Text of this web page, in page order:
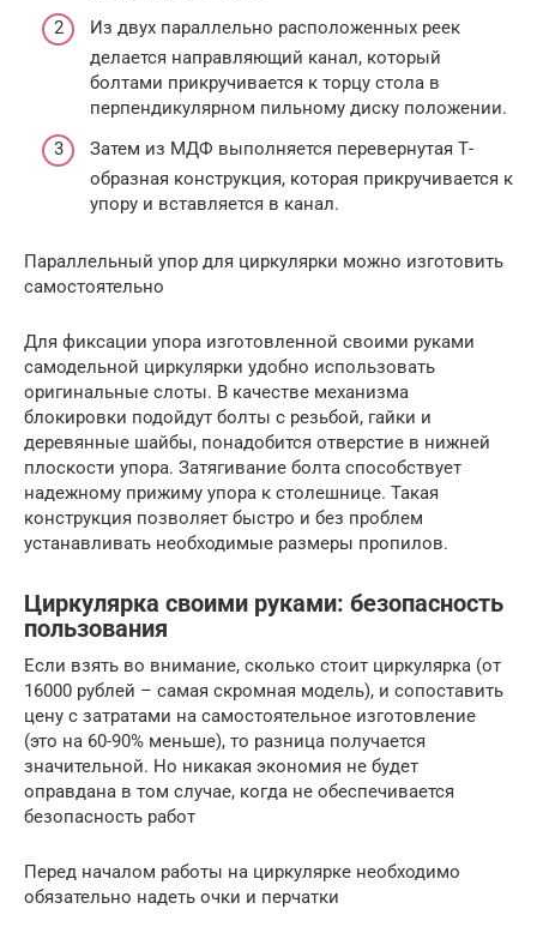
Из двух параллельно расположенных реек
делается направляющий канал, который
болтами прикручивается к торцу стола в
перпендикулярном пильному диску положении.
Затем из МДФ выполняется перевернутая Т-
образная конструкция, которая прикручивается к
упору и вставляется в канал.
Параллельный упор для циркулярки можно изготовить
самостоятельно
Для фиксации упора изготовленной своими руками
самодельной циркулярки удобно использовать
оригинальные слоты. В качестве механизма
блокировки подойдут болты с резьбой, гайки и
деревянные шайбы, понадобится отверстие в нижней
плоскости упора. Затягивание болта способствует
надежному прижиму упора к столешнице. Такая
конструкция позволяет быстро и без проблем
устанавливать необходимые размеры пропилов.
Циркулярка своими руками: безопасность
пользования
Если взять во внимание, сколько стоит циркулярка (от
16000 рублей – самая скромная модель), и сопоставить
цену с затратами на самостоятельное изготовление
(это на 60-90% меньше), то разница получается
значительной. Но никакая экономия не будет
оправдана в том случае, когда не обеспечивается
безопасность работ
Перед началом работы на циркулярке необходимо
обязательно надеть очки и перчатки